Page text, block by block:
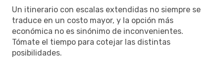
Un itinerario con escalas extendidas no siempre se
traduce en un costo mayor, y la opción más
económica no es sinónimo de inconvenientes.
Tómate el tiempo para cotejar las distintas
posibilidades.